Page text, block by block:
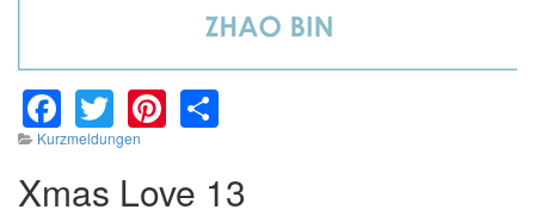
Facebook
TwitterPinterest
Kurzmeldungen
Xmas Love 13